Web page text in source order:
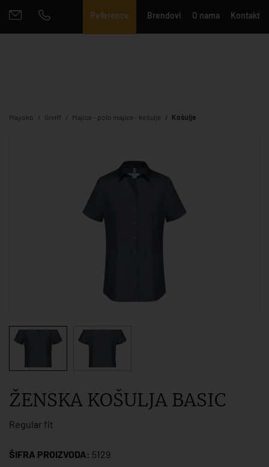
Reference Brendovi O nama Kontakt
Mayoko Greiff Majice - polo majice - košulje Košulje
ŽENSKA KOŠULJA BASIC
Regular fit
ŠIFRA PROIZVODA: 5129